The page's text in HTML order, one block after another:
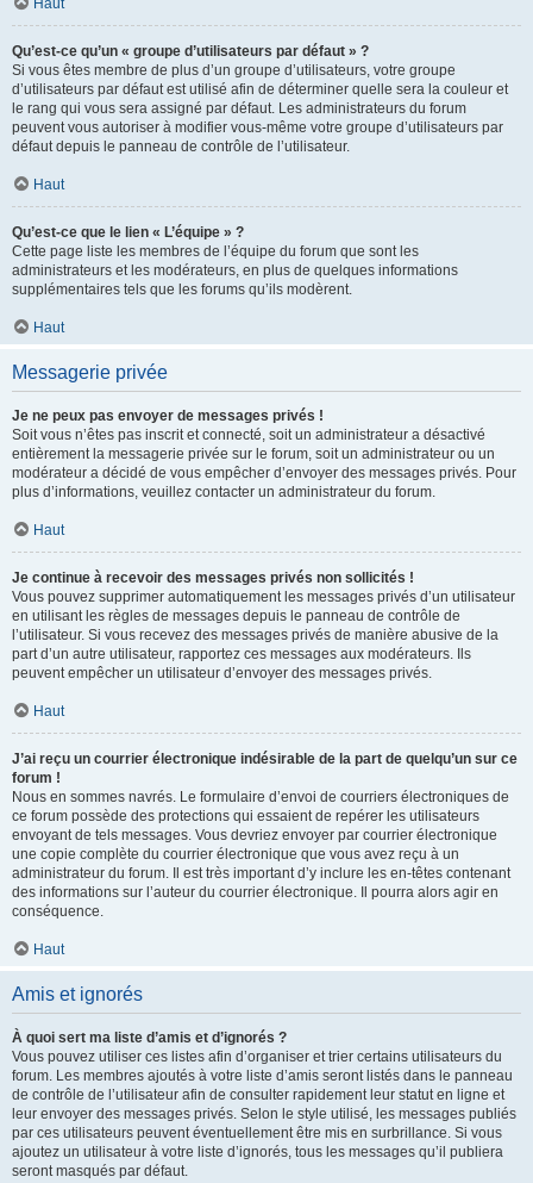
Haut
Qu’est-ce qu’un « groupe d’utilisateurs par défaut » ?
Si vous êtes membre de plus d’un groupe d’utilisateurs, votre groupe
d’utilisateurs par défaut est utilisé afin de déterminer quelle sera la couleur et
le rang qui vous sera assigné par défaut. Les administrateurs du forum
peuvent vous autoriser à modifier vous-même votre groupe d’utilisateurs par
défaut depuis le panneau de contrôle de l’utilisateur.
Haut
Qu’est-ce que le lien « L’équipe » ?
Cette page liste les membres de l’équipe du forum que sont les
administrateurs et les modérateurs, en plus de quelques informations
supplémentaires tels que les forums qu’ils modèrent.
Haut
Messagerie privée
Je ne peux pas envoyer de messages privés !
Soit vous n’êtes pas inscrit et connecté, soit un administrateur a désactivé
entièrement la messagerie privée sur le forum, soit un administrateur ou un
modérateur a décidé de vous empêcher d’envoyer des messages privés. Pour
plus d’informations, veuillez contacter un administrateur du forum.
Haut
Je continue à recevoir des messages privés non sollicités !
Vous pouvez supprimer automatiquement les messages privés d’un utilisateur
en utilisant les règles de messages depuis le panneau de contrôle de
l’utilisateur. Si vous recevez des messages privés de manière abusive de la
part d’un autre utilisateur, rapportez ces messages aux modérateurs. Ils
peuvent empêcher un utilisateur d’envoyer des messages privés.
Haut
J’ai reçu un courrier électronique indésirable de la part de quelqu’un sur ce
forum !
Nous en sommes navrés. Le formulaire d’envoi de courriers électroniques de
ce forum possède des protections qui essaient de repérer les utilisateurs
envoyant de tels messages. Vous devriez envoyer par courrier électronique
une copie complète du courrier électronique que vous avez reçu à un
administrateur du forum. Il est très important d’y inclure les en-têtes contenant
des informations sur l’auteur du courrier électronique. Il pourra alors agir en
conséquence.
Haut
Amis et ignorés
À quoi sert ma liste d’amis et d’ignorés ?
Vous pouvez utiliser ces listes afin d’organiser et trier certains utilisateurs du
forum. Les membres ajoutés à votre liste d’amis seront listés dans le panneau
de contrôle de l’utilisateur afin de consulter rapidement leur statut en ligne et
leur envoyer des messages privés. Selon le style utilisé, les messages publiés
par ces utilisateurs peuvent éventuellement être mis en surbrillance. Si vous
ajoutez un utilisateur à votre liste d’ignorés, tous les messages qu’il publiera
seront masqués par défaut.